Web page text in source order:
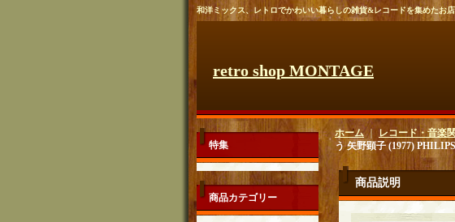
和洋ミックス、レトロでかわいい暮らしの雑貨&レコードを集めたお店
retro shop MONTAGE
特集
商品カテゴリー
ホーム｜ レコード・音楽
う 矢野顕子 (1977)
商品説明